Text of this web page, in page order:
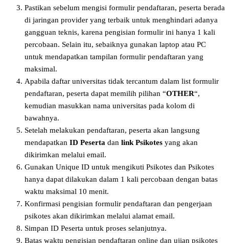
Pastikan sebelum mengisi formulir pendaftaran, peserta berada
di jaringan provider yang terbaik untuk menghindari adanya
gangguan teknis, karena pengisian formulir ini hanya 1 kali
percobaan. Selain itu, sebaiknya gunakan laptop atau PC
untuk mendapatkan tampilan formulir pendaftaran yang
maksimal.
Apabila daftar universitas tidak tercantum dalam list formulir
pendaftaran, peserta dapat memilih pilihan “OTHER“,
kemudian masukkan nama universitas pada kolom di
bawahnya.
Setelah melakukan pendaftaran, peserta akan langsung
mendapatkan ID Peserta dan link Psikotes yang akan
dikirimkan melalui email.
Gunakan Unique ID untuk mengikuti Psikotes dan Psikotes
hanya dapat dilakukan dalam 1 kali percobaan dengan batas
waktu maksimal 10 menit.
Konfirmasi pengisian formulir pendaftaran dan pengerjaan
psikotes akan dikirimkan melalui alamat email.
Simpan ID Peserta untuk proses selanjutnya.
Batas waktu pengisian pendaftaran online dan ujian psikotes